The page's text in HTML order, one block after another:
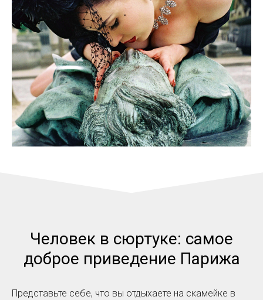
Человек в сюртуке: самое
доброе приведение Парижа
Представьте себе, что вы отдыхаете на скамейке в